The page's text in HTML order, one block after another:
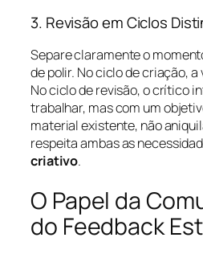
3. Revisão em Ciclos
Separe claramente o
de polir. No ciclo de criação,
No ciclo de revisão, o crítico
trabalhar, mas com um
material existente, não
respeita ambas as
criativo.
O Papel da
do Feedback